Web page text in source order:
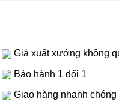
Giá xuất xưởng không
Bảo hành 1 đổi 1
Giao hàng nhanh chóng